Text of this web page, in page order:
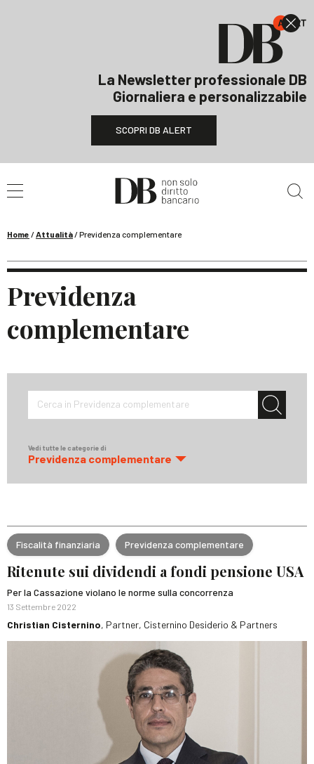
La Newsletter professionale DB
Giornaliera e personalizzabile
SCOPRI DB ALERT
Home /Attualità/Previdenza complementare
Previdenza
complementare
Cerca in Previdenza complementare
Vedi tutte le categorie di
Previdenza complementare
Fiscalità finanziaria Previdenza complementare
Ritenute sui dividendi a fondi pensione USA
Per la Cassazione violano le norme sulla concorrenza
13 Settembre 2022
Christian Cisternino, Partner, Cisternino Desiderio & Partners